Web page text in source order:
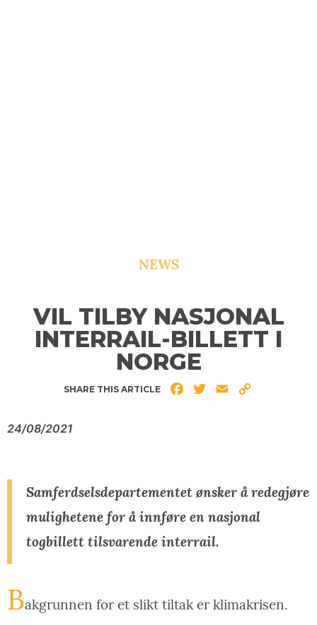
NEWS
VIL TILBY NASJONAL
INTERRAIL-BILLETT I
NORGE
SHARE THIS ARTICLE FacebookTwitterEmail
24/08/2021
Samferdselsdepartementet ønsker å redegjøre
mulighetene for å innføre en nasjonal
togbillett tilsvarende interrail.
Bakgrunnen for et slikt tiltak er klimakrisen.